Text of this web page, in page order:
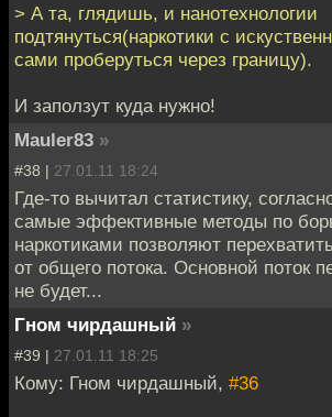
> А та, глядишь, и нанотехнологии
подтянуться(наркотики с
сами проберуться через границу).
И заползут куда нужно!
Mauler83 »
#38 | 27.01.11 18:24
Где-то вычитал статистику,
самые эффективные методы по
наркотиками позволяют
от общего потока. Основной поток
не будет...
Гном чирдашный »
#39 | 27.01.11 18:25
Кому: Гном чирдашный, #36